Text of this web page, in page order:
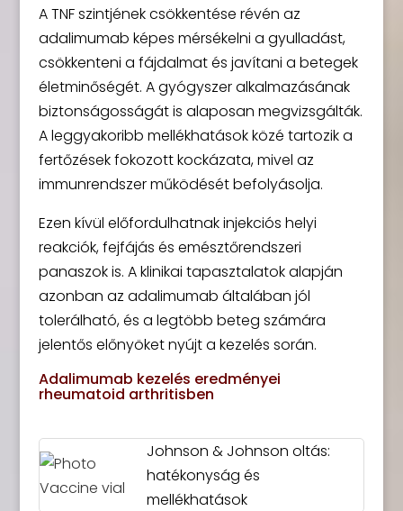
A TNF szintjének csökkentése révén az
adalimumab képes mérsékelni a gyulladást,
csökkenteni a fájdalmat és javítani a betegek
életminőségét. A gyógyszer alkalmazásának
biztonságosságát is alaposan megvizsgálták.
A leggyakoribb mellékhatások közé tartozik a
fertőzések fokozott kockázata, mivel az
immunrendszer működését befolyásolja.
Ezen kívül előfordulhatnak injekciós helyi
reakciók, fejfájás és emésztőrendszeri
panaszok is. A klinikai tapasztalatok alapján
azonban az adalimumab általában jól
tolerálható, és a legtöbb beteg számára
jelentős előnyöket nyújt a kezelés során.
Adalimumab kezelés eredményei
rheumatoid arthritisben
Johnson & Johnson oltás:
hatékonyság és
mellékhatások